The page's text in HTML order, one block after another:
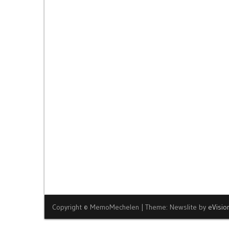
Copyright © MemoMechelen | Theme: Newslite by